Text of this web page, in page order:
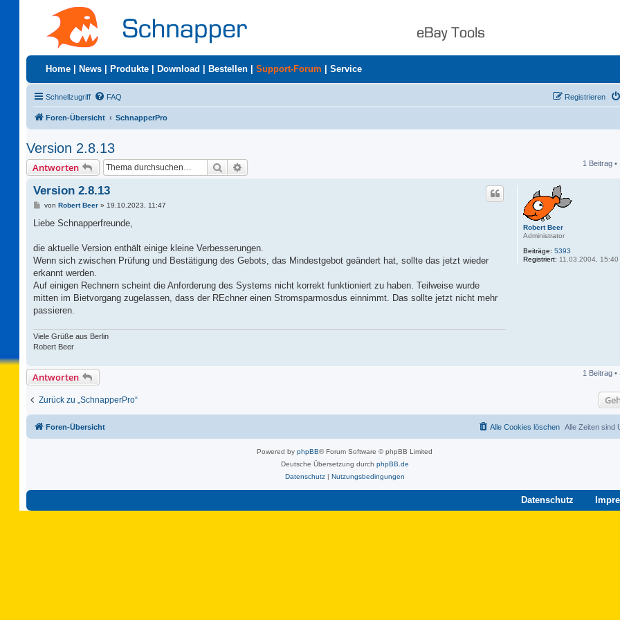
Home News Produkte Download Bestellen Support-Forum Service
Schnellzugriff FAQ Registrieren
Foren-Übersicht SchnapperPro
Version 2.8.13
Antworten Suche 1 Beitrag •
Robert Beer
Administrator
Beiträge: 5393
Registriert: 11.03.2004, 15:40
Version 2.8.13
B
i
a
von Robert Beer» 19.10.2023, 11:47
Liebe Schnapperfreunde,
die aktuelle Version enthält einige kleine Verbesserungen.
Wenn sich zwischen Prüfung und Bestätigung des Gebots, das Mindestgebot geändert hat, sollte das jetzt wieder
erkannt werden.
Auf einigen Rechnern scheint die Anforderung des Systems nicht korrekt funktioniert zu haben. Teilweise wurde
mitten im Bietvorgang zugelassen, dass der REchner einen Stromsparmosdus einnimmt. Das sollte jetzt nicht mehr
passieren.
Viele Grüße aus Berlin
Robert Beer
Antworten 1 Beitrag •
Zurück zu „SchnapperPro“
Foren-Übersicht Alle Zeiten sind
Alle Cookies löschen
Powered by phpBB® Forum Software © phpBB Limited
Deutsche Übersetzung durch phpBB.de
Datenschutz| Nutzungsbedingungen
Datenschutz